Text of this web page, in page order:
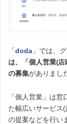
「doda 」では、
は、「個人営業(店
の募集がありまし
「個人営業」は
た幅広いサービス(
の提案などを行い